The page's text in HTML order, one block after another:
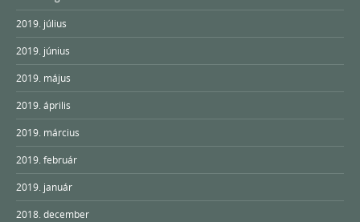
2019. július
2019. június
2019. május
2019. április
2019. március
2019. február
2019. január
2018. december